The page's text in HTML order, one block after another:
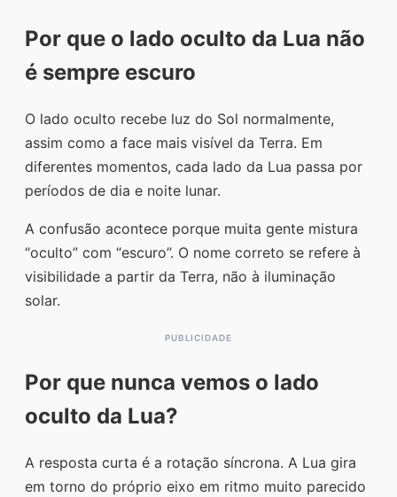
Por que o lado oculto da Lua não
é sempre escuro
O lado oculto recebe luz do Sol normalmente,
assim como a face mais visível da Terra. Em
diferentes momentos, cada lado da Lua passa por
períodos de dia e noite lunar.
A confusão acontece porque muita gente mistura
“oculto” com “escuro”. O nome correto se refere à
visibilidade a partir da Terra, não à iluminação
solar.
Por que nunca vemos o lado
oculto da Lua?
A resposta curta é a rotação síncrona. A Lua gira
em torno do próprio eixo em ritmo muito parecido